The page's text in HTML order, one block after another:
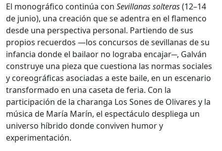
El monográfico continúa con Sevillanas solteras(12–14
de junio), una creación que se adentra en el flamenco
desde una perspectiva personal. Partiendo de sus
propios recuerdos —los concursos de sevillanas de su
infancia donde el bailaor no lograba encajar─, Galván
construye una pieza que cuestiona las normas sociales
y coreográficas asociadas a este baile, en un escenario
transformado en una caseta de feria. Con la
participación de la charanga Los Sones de Olivares y la
música de María Marín, el espectáculo despliega un
universo híbrido donde conviven humor y
experimentación.